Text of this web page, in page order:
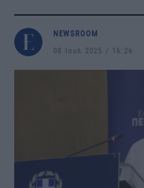
NEWSROOM
08 Ιουλ 2025
16:26